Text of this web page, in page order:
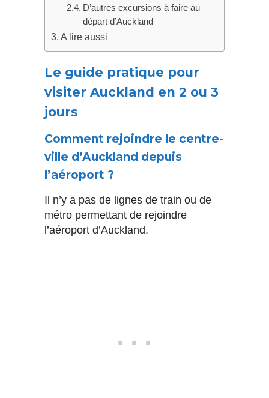
D’autres excursions à faire au
départ d’Auckland
A lire aussi
Le guide pratique pour
visiter Auckland en 2 ou 3
jours
Comment rejoindre le centre-
ville d’Auckland depuis
l’aéroport ?
Il n’y a pas de lignes de train ou de
métro permettant de rejoindre
l’aéroport d’Auckland.